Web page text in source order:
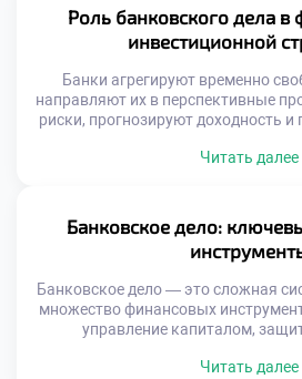
средства, превращают их в
туда, где они
Роль банковского дела
инвестиционной
Банки агрегируют временно
направляют их в перспективные
риски, прогнозируют доходность и
незаменимыми партнёрами
для входа на финансовые рынки.
сложным инструментам даже
инвесторов.
Читать далее
Банковское дело:
Банковское дело — это сложная
множество финансовых
управление капиталом,
возможным как личноеЧитать далее